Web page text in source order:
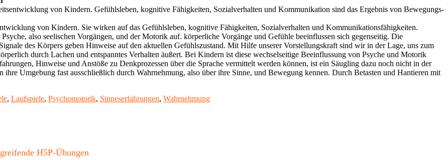
von Kindern. Gefühlsleben, kognitive Fähigkeiten, Sozialverhalten und Kommunikation sind das Ergebnis von Bewegungs-
von Kindern. Sie wirken auf das Gefühlsleben, kognitive Fähigkeiten, Sozialverhalten und Kommunikationsfähigkeiten.
also seelischen Vorgängen, und der Motorik auf. körperliche Vorgänge und Gefühle beeinflussen sich gegenseitig. Die
des Körpers geben Hinweise auf den aktuellen Gefühlszustand. Mit Hilfe unserer Vorstellungskraft sind wir in der Lage, uns zum
durch Lachen und entspanntes Verhalten äußert. Bei Kindern ist diese wechselseitige Beeinflussung von Psyche und Motorik
Hinweise und Anstöße zu Denkprozessen über die Sprache vermittelt werden können, ist ein Säugling dazu noch nicht in der
Umgebung fast ausschließlich durch Wahrnehmung, also über ihre Sinne, und Bewegung kennen. Durch Betasten und Hantieren mit
mit, Laufspiele, Psychomotorik, Sinneserfahrungen, Wahrnehmung
H5P-Übungen